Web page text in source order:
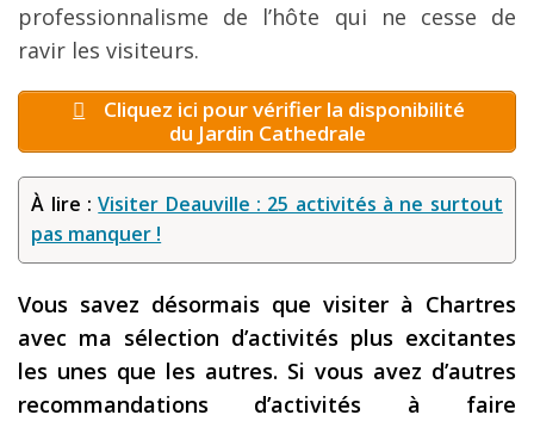
professionnalisme de l’hôte qui ne cesse de
ravir les visiteurs.
Cliquez ici pour vérifier la disponibilité
du Jardin Cathedrale
À lire :Visiter Deauville : 25 activités à ne surtout
pas manquer !
Vous savez désormais que visiter à Chartres
avec ma sélection d’activités plus excitantes
les unes que les autres. Si vous avez d’autres
recommandations d’activités à faire